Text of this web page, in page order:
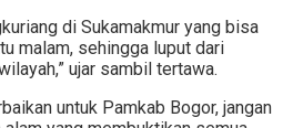
di Sukamakmur yang bisa
malam, sehingga luput dari
ujar sambil tertawa.
untuk Pamkab Bogor, jangan